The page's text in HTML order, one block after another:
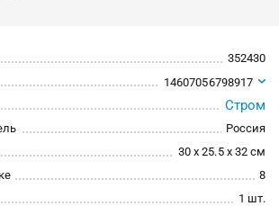
352430
14607056798917
Стром
Россия
30 x 25.5 x 32 см
8
1 шт.